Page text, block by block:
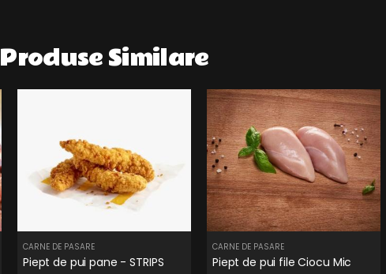
Produse Similare
CARNE DE PASARE
Piept de pui pane - STRIPS
CARNE DE PASARE
Piept de pui file Ciocu Mic